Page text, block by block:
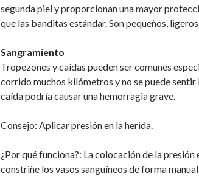
segunda piel y proporcionan una mayor
que las banditas estándar. Son pequeños,
Sangramiento
Tropezones y caídas pueden ser comunes
corrido muchos kilómetros y no se puede sentir
caída podría causar una hemorragia grave.
Consejo: Aplicar presión en la herida.
¿Por qué funciona?: La colocación de la presión
constriñe los vasos sanguíneos de forma